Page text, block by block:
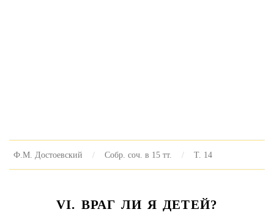
Ф.М. Достоевский Собр. соч. в 15 тт. Т. 14
VI. ВРАГ ЛИ Я ДЕТЕЙ?